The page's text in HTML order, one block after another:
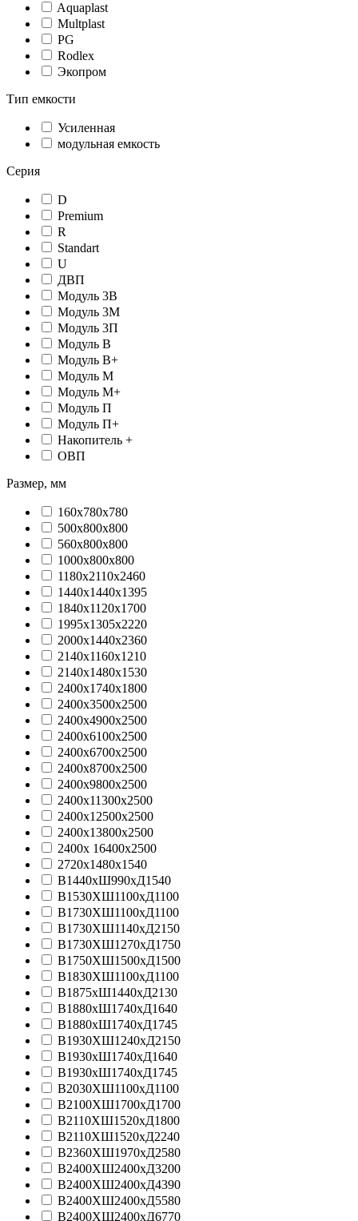
Aquaplast
Multplast
PG
Rodlex
Экопром
Тип емкости
Усиленная
модульная емкость
Серия
D
Premium
R
Standart
U
ДВП
Модуль 3В
Модуль 3М
Модуль 3П
Модуль В
Модуль В+
Модуль М
Модуль М+
Модуль П
Модуль П+
Накопитель +
ОВП
Размер, мм
160х780х780
500х800х800
560х800х800
1000х800х800
1180x2110x2460
1440x1440x1395
1840x1120x1700
1995x1305x2220
2000x1440x2360
2140х1160х1210
2140х1480х1530
2400х1740х1800
2400х3500х2500
2400х4900х2500
2400х6100х2500
2400х6700х2500
2400х8700х2500
2400х9800х2500
2400х11300х2500
2400х12500х2500
2400х13800х2500
2400х 16400х2500
2720х1480х1540
В1440хШ990хД1540
В1530ХШ1100хД1100
В1730ХШ1100хД1100
В1730ХШ1140хД2150
В1730ХШ1270хД1750
В1750ХШ1500хД1500
В1830ХШ1100хД1100
В1875хШ1440хД2130
В1880хШ1740хД1640
В1880хШ1740хД1745
В1930ХШ1240хД2150
В1930хШ1740хД1640
В1930хШ1740хД1745
В2030ХШ1100хД1100
В2100ХШ1700хД1700
В2110ХШ1520хД1800
В2110ХШ1520хД2240
В2360ХШ1970хД2580
В2400ХШ2400хД3200
В2400ХШ2400хД4390
В2400ХШ2400хД5580
В2400ХШ2400хД6770